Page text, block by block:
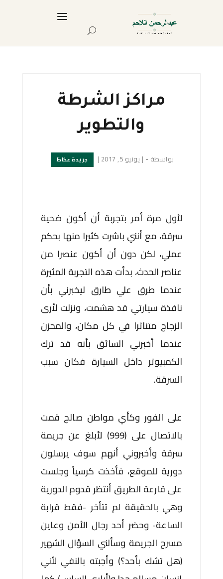
مراكز الشرطة
والتطوير
بواسطة -
| يونيو 5, 2017 | جريدة عكاظ
لأول مرة أمر بتجربة أن أكون ضحية
سرقة، مع أنني باشرت كثيرا منها بحكم
عملي، لكن دون أن أكون عنصرا من
عناصر الحدث، بدأت هذه التجربة المثيرة
عندما طرق علي طارق ليخبرني بأن
نافذة سيارتي قد هشمت، ونزلت لأرى
الزجاج متناثرا في كل مكان، والمحزن
عندما أخبرني السائق بأنه قد ترك
الكمبيوتر داخل السيارة فكان سبب
السرقة.
على الفور وكأي مواطن صالح قمت
بالاتصال على (999) لأبلغ عن جريمة
سرقة وأخبروني أنهم سوف يرسلون
دورية للموقع، فأخذت كرسياً وجلست
على قارعة الطريق أنتظر قدوم الدورية
وهي بالحقيقة لم تتأخر -فقط قرابة
الساعة- وحضر أحد رجال الأمن وعاين
مسرح الجريمة وسألني السؤال الشهير
(هل تشك بأحد؟) وأجبته بالنفي لأني